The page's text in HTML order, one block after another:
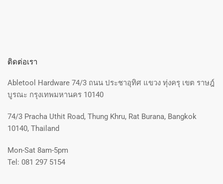
ติดต่อเรา
Abletool Hardware 74/3 ถนน ประชาอุทิศ แขวง ทุ่งครุ เขต ราษฎ์
บูรณะ กรุงเทพมหานคร 10140
74/3 Pracha Uthit Road, Thung Khru, Rat Burana, Bangkok
10140, Thailand
Mon-Sat 8am-5pm
Tel: 081 297 5154